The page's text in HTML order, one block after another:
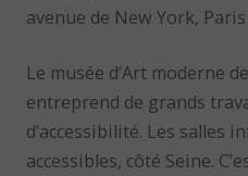
avenue de New York,
Le musée d’Art moderne
entreprend de grands
d’accessibilité. Les salles
accessibles, côté Seine.